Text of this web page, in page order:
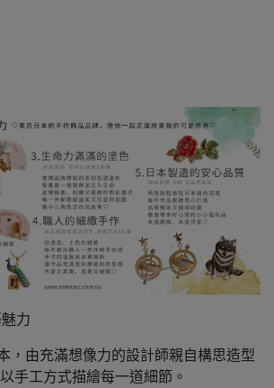
力
，由充滿想像力的設計師親自構思造型
手工方式描繪每一道細節。